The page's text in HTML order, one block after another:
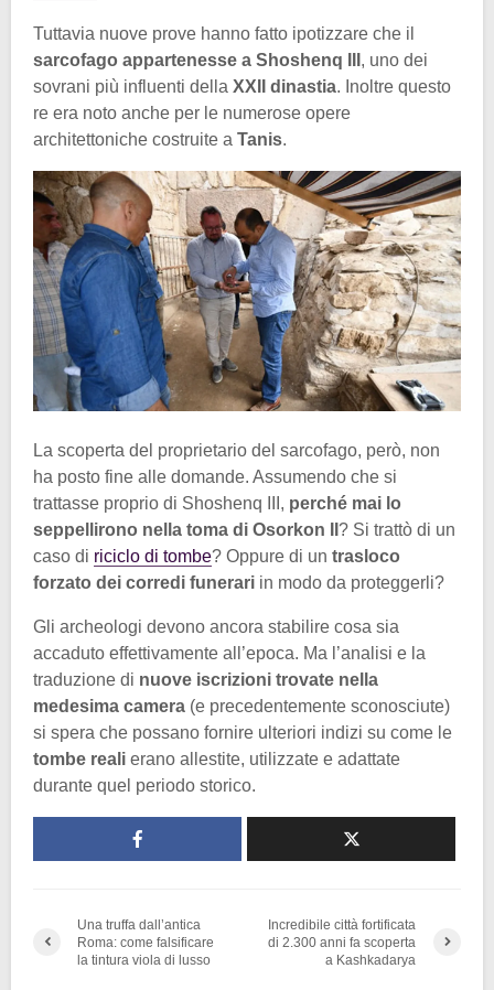
Tuttavia nuove prove hanno fatto ipotizzare che il
sarcofago appartenesse a Shoshenq III , uno dei
sovrani più influenti della XXII dinastia. Inoltre questo
re era noto anche per le numerose opere
architettoniche costruite a Tanis.
La scoperta del proprietario del sarcofago, però, non
ha posto fine alle domande. Assumendo che si
trattasse proprio di Shoshenq III, perché mai lo
seppellirono nella toma di Osorkon II ? Si trattò di un
caso di riciclo di tombe? Oppure di un trasloco
forzato dei corredi funerari in modo da proteggerli?
Gli archeologi devono ancora stabilire cosa sia
accaduto effettivamente all’epoca. Ma l’analisi e la
traduzione di nuove iscrizioni trovate nella
medesima camera (e precedentemente sconosciute)
si spera che possano fornire ulteriori indizi su come le
tombe reali erano allestite, utilizzate e adattate
durante quel periodo storico.
Una truffa dall’antica
Roma: come falsificare
la tintura viola di lusso
Incredibile città fortificata
di 2.300 anni fa scoperta
a Kashkadarya